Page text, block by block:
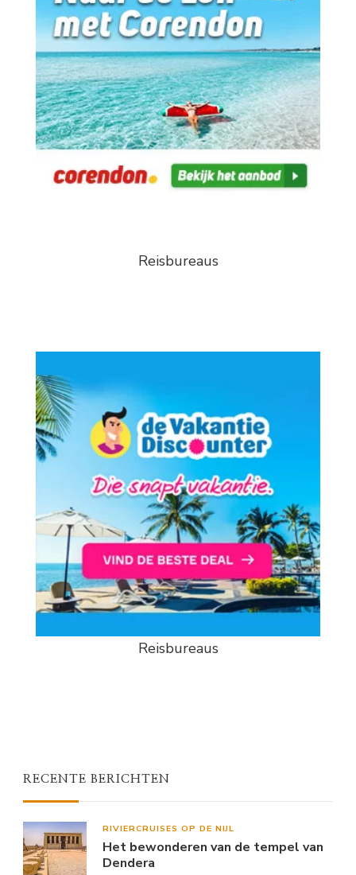
Reisbureaus
Reisbureaus
RECENTE BERICHTEN
RIVIERCRUISES OP DE NIJL
Het bewonderen van de tempel van
Dendera